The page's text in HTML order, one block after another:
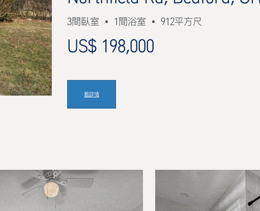
3間臥室 1間浴室 912平方尺
US$ 198,000
看詳情